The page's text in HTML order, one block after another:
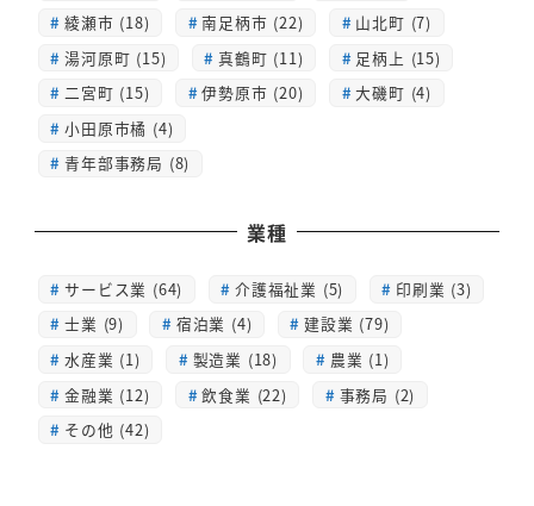
綾瀬市 (18)
南足柄市 (22)
山北町 (7)
湯河原町 (15)
真鶴町 (11)
足柄上 (15)
二宮町 (15)
伊勢原市 (20)
大磯町 (4)
小田原市橘 (4)
青年部事務局 (8)
業種
サービス業 (64) 介護福祉業 (5)
印刷業 (3)
士業 (9)
宿泊業 (4)
建設業 (79)
水産業 (1)
製造業 (18)
農業 (1)
金融業 (12)
飲食業 (22)
事務局 (2)
その他 (42)